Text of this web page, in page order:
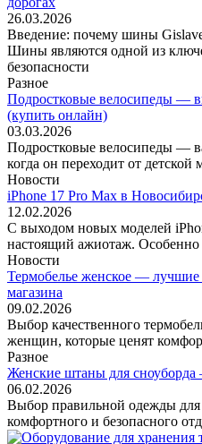
26.03.2026
Введение: почему шины
Шины являются одной из
безопасности
Разное
Подростковые велосипеды —
(купить онлайн)
03.03.2026
Подростковые велосипеды —
когда он переходит от детской
Новости
iPhone 17 Pro Max в
12.02.2026
С выходом новых моделей
настоящий ажиотаж. Особенно
Новости
Термобелье женское —
магазина
09.02.2026
Выбор качественного
женщин, которые ценят
Разное
Женские штаны для
06.02.2026
Выбор правильной одежды для
комфортного и безопасного